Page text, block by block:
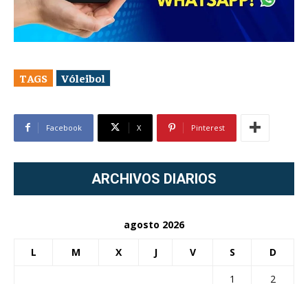
TAGS Vóleibol
Facebook X Pinterest
ARCHIVOS DIARIOS
agosto 2026
L M X J V S D
1
2